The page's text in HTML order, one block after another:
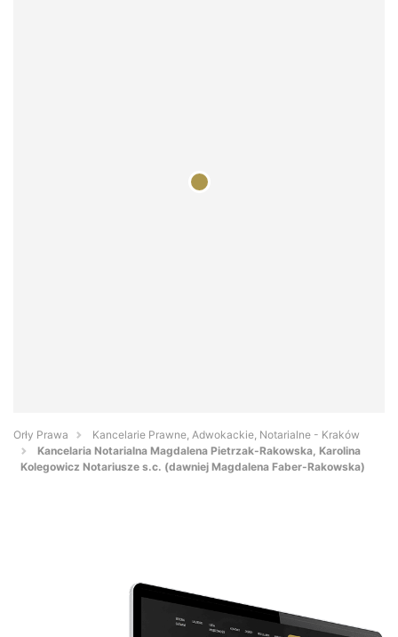
Orły Prawa
Kancelarie Prawne, Adwokackie, Notarialne - Kraków
Kancelaria Notarialna Magdalena Pietrzak-Rakowska, Karolina
Kolegowicz Notariusze s.c. (dawniej Magdalena Faber-Rakowska)